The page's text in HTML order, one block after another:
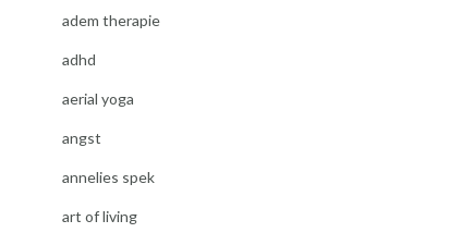
adem therapie
adhd
aerial yoga
angst
annelies spek
art of living